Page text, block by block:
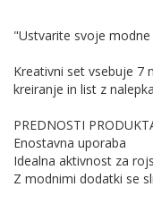
"Ustvarite svoje
Kreativni set vsebuje 7
kreiranje in list z
PREDNOSTI
Enostavna uporaba
Idealna aktivnost za
Z modnimi dodatki se